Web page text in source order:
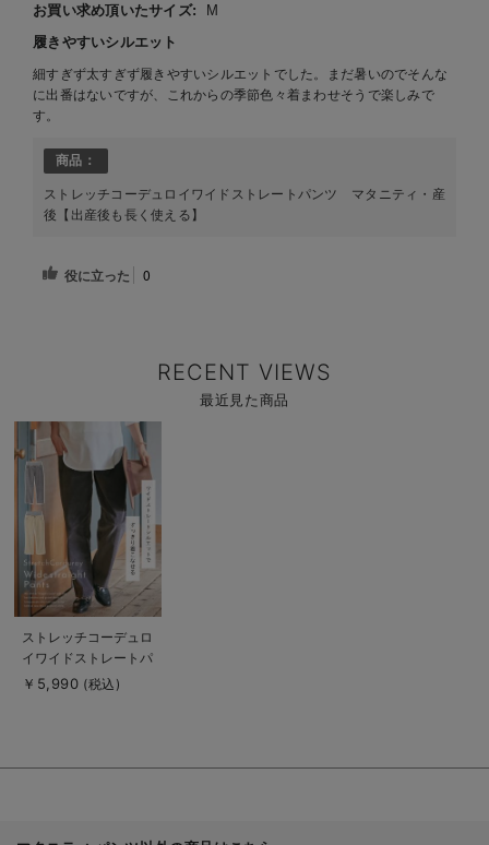
お買い求め頂いたサイズ:
M
履きやすいシルエット
細すぎず太すぎず履きやすいシルエットでした。まだ暑いのでそんな
に出番はないですが、これからの季節色々着まわせそうで楽しみで
す。
商品：
ストレッチコーデュロイワイドストレートパンツ マタニティ・産
後【出産後も長く使える】
役に立った 0
RECENT VIEWS
最近見た商品
商
詳
細
る
商
品
詳
細
を
ストレッチコーデュロ
イワイドストレートパ
ンツ マタニティ・産
￥5,990 (税込)